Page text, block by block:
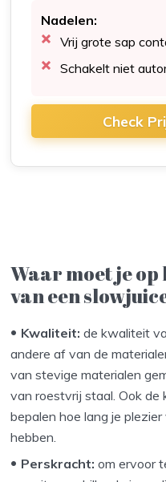
Nadelen:
Vrij grote sap
Schakelt niet
Check
Waar moet je
van een
Kwaliteit:de kwaliteit
andere af van de
van stevige materialen
van roestvrij staal. Ook
bepalen hoe lang je
hebben.
Perskracht:om ervoor